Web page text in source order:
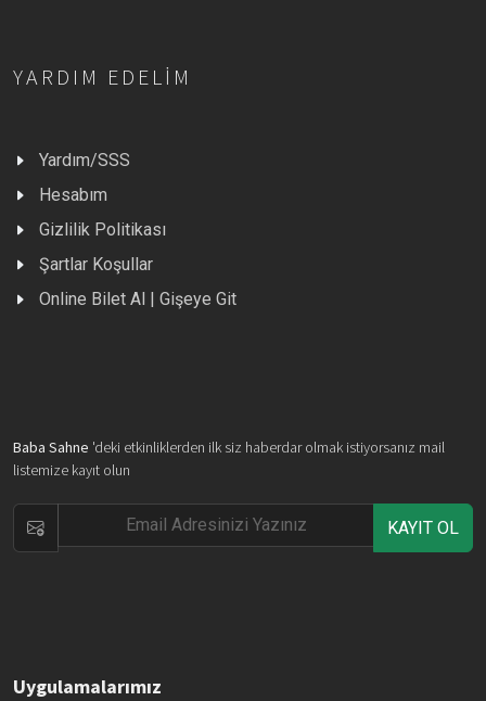
YARDIM EDELIM
Yardım/SSS
Hesabım
Gizlilik Politikası
Şartlar Koşullar
Online Bilet Al | Gişeye Git
Baba Sahne 'deki etkinliklerden ilk siz haberdar olmak istiyorsanız mail
listemize kayıt olun
KAYIT OL
Uygulamalarımız